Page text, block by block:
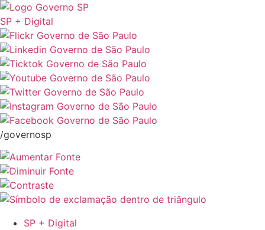
SP + Digital
/governosp
SP + Digital